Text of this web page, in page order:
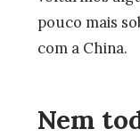
pouco mais
com a China.
Nem